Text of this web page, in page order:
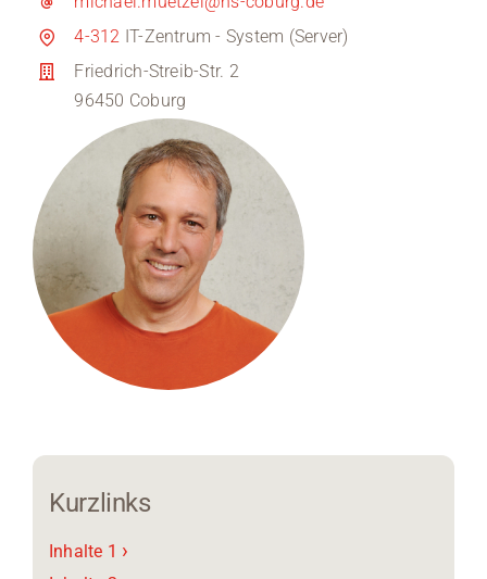
Informationen für …
Kontakt
Medien
Stellenangebote
News
Veranstaltungen
4-312 IT-Zentrum - System (Server)
Friedrich-Streib-Str. 2
96450 Coburg
Kurzlinks
Inhalte 1 ›